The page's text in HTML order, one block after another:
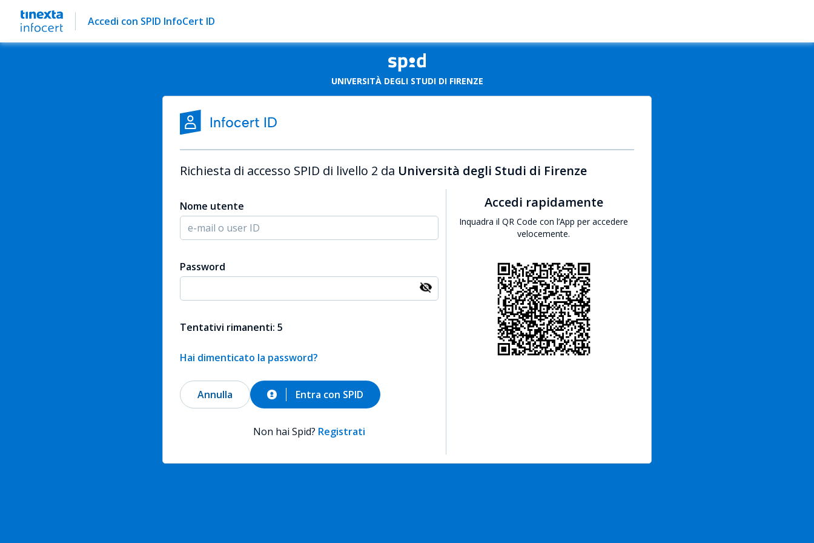
Accedi con SPID InfoCert ID
UNIVERSITÀ DEGLI STUDI DI FIRENZE
Richiesta di accesso SPID di livello 2 da Università degli Studi di Firenze
Nome utente
Password
Tentativi rimanenti: 5
Hai dimenticato la password?
Annulla Entra con SPID
Non hai Spid? Registrati
Accedi rapidamente
Inquadra il QR Code con l’App per accedere
velocemente.